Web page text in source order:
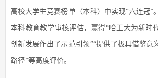
高校大学生竞赛榜单（本科）中实现“六连冠”
本科教育教学审核评估，赢得“哈工大为新时
创新发展作出了示范引领”“提供了极具借鉴意
路径”等高度评价。